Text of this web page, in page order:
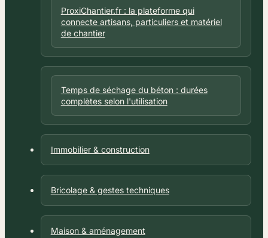
ProxiChantier.fr : la plateforme qui
connecte artisans, particuliers et matériel
de chantier
Temps de séchage du béton : durées
complètes selon l'utilisation
Immobilier & construction
Bricolage & gestes techniques
Maison & aménagement